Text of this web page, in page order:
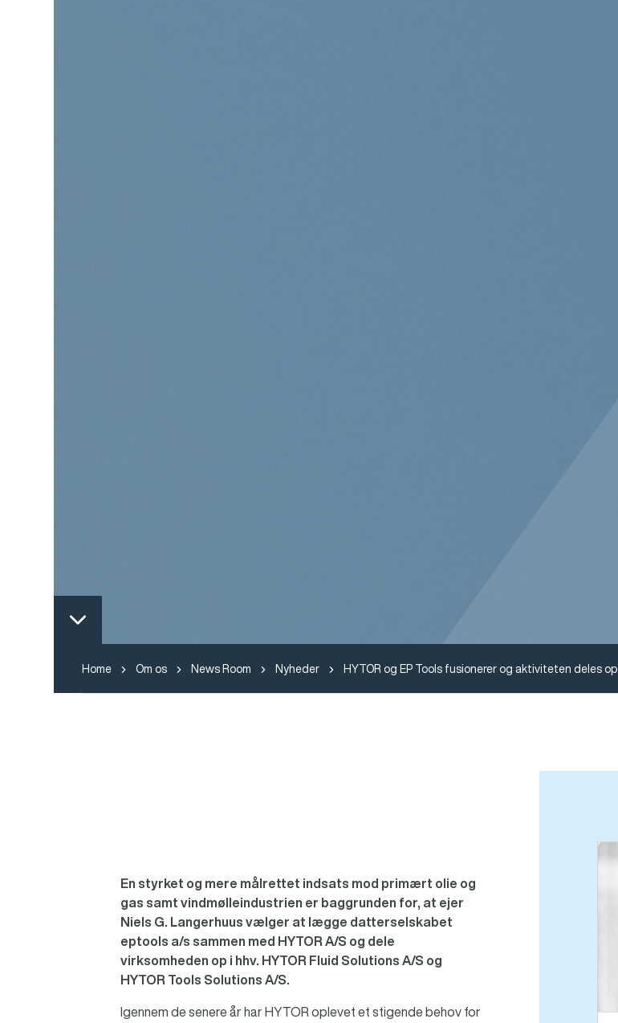
Home Om os News Room Nyheder HYTOR og EP Tools fusionerer og aktiviteten deles op
En styrket og mere målrettet indsats mod primært olie og
gas samt vindmølleindustrien er baggrunden for, at ejer
Niels G. Langerhuus vælger at lægge datterselskabet
eptools a/s sammen med HYTOR A/S og dele
virksomheden op i hhv. HYTOR Fluid Solutions A/S og
HYTOR Tools Solutions A/S.
Igennem de senere år har HYTOR oplevet et stigende behov for